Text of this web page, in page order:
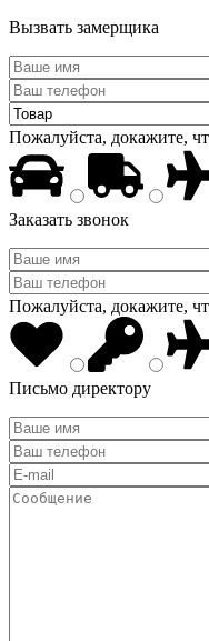
Вызвать замерщика
Пожалуйста, докажите,
Заказать звонок
Пожалуйста, докажите,
Письмо директору